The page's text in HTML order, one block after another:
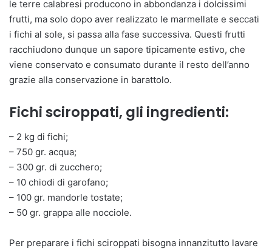
le terre calabresi producono in abbondanza i dolcissimi
frutti, ma solo dopo aver realizzato le marmellate e seccati
i fichi al sole, si passa alla fase successiva. Questi frutti
racchiudono dunque un sapore tipicamente estivo, che
viene conservato e consumato durante il resto dell’anno
grazie alla conservazione in barattolo.
Fichi sciroppati, gli ingredienti:
– 2 kg di fichi;
– 750 gr. acqua;
– 300 gr. di zucchero;
– 10 chiodi di garofano;
– 100 gr. mandorle tostate;
– 50 gr. grappa alle nocciole.
Per preparare i fichi sciroppati bisogna innanzitutto lavare